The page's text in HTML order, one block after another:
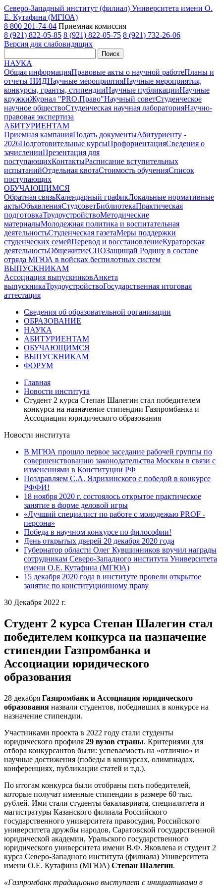
Северо-Западный институт (филиал) Университета имени О.
Е. Кутафина (МГЮА)
8 800 201-74-04 Приемная комиссия
8 (921) 822-05-85 8 (921) 822-05-75 8 (921) 732-26-06
Версия для слабовидящих
Поиск
НАУКА
Общая информацияПравовые акты о научной работеПланы и
отчеты НИДНаучные мероприятияНаучные мероприятия,
конкурсы, гранты, стипендииНаучные публикацииНаучные
кружкиЖурнал "PRO.Право"Научный советСтуденческое
научное обществоСтуденческая научная лабораторияНаучно-
правовая экспертиза
АБИТУРИЕНТАМ
Приемная кампанияПодать документыАбитуриенту -
2026Подготовительные курсыПрофориентацияСведения о
зачисленииПрезентация для
поступающихКонтактыРасписание вступительных
испытанийОтдельная квотаСтоимость обученияCписок
поступающих
ОБУЧАЮЩИМСЯ
Обратная связьКалендарный графикЛокальные нормативные
актыОбъявленияСтудсоветБиблиотекаПрактическая
подготовкаТрудоустройствоМетодические
материалыМолодежная политика и воспитательная
деятельностьСтуденческая газетаМеры поддержки
студенческих семейПеревод и восстановлениеКураторская
деятельностьОбщежитиеСПОЗащищай Родину в составе
отряда МГЮА в войсках беспилотных систем
ВЫПУСКНИКАМ
Ассоциация выпускниковАнкета
выпускникаТрудоустройствоГосударственная итоговая
аттестация
Сведения об образовательной организации
ОБРАЗОВАНИЕ
НАУКА
АБИТУРИЕНТАМ
ОБУЧАЮЩИМСЯ
ВЫПУСКНИКАМ
ФОРУМ
Главная
Новости института
Студент 2 курса Степан Шалегин стал победителем
конкурса на назначение стипендии Газпромбанка и
Ассоциации юридического образования
Новости института
В МГЮА прошло первое заседание рабочей группы по
совершенствованию законодательства Москвы в связи с
изменениями в Конституции РФ
Поздравляем С.А. Ядрихинского с победой в конкурсе
РФФИ!
18 ноября 2020 г. состоялось открытое практическое
занятие в форме деловой игры
«Лучший специалист по работе с молодежью PROF -
персона»
Победа в научном конкурсе по философии!
День открытых дверей 20 декабря 2020 года
Губернатор области Олег Кувшинников вручил награды
сотрудникам Северо-Западного института Университета
имени О.Е. Кутафина (МГЮА)
15 декабря 2020 года в институте провели открытое
занятие по конституционному праву
30 Декабря 2022 г.
Студент 2 курса Степан Шалегин стал
победителем конкурса на назначение
стипендии Газпромбанка и
Ассоциации юридического
образования
28 декабря Газпромбанк и Ассоциация юридического
образования назвали студентов, победивших в конкурсе на
назначение стипендии.
Участниками проекта в 2022 году стали студенты
юридического профиля 29 вузов страны. Критериями для
отбора конкурсантов были: успеваемость на «отлично» и
научные достижения (победы в конкурсах, олимпиадах,
конференциях, публикации статей и т.д.).
По итогам конкурса были отобраны пять победителей,
которые получат именные стипендии в размере 60 тыс.
рублей. Ими стали студенты бакалавриата, специалитета и
магистратуры Казанского филиала Российского
государственного университета правосудия, Российского
университета дружбы народов, Саратовской государственной
юридической академии, Уральского государственного
юридического университета имени В.Ф. Яковлева и студент 2
курса Северо-Западного института (филиала) Университета
имени О.Е. Кутафина (МГЮА) Степан Шалегин.
«Газпромбанк традиционно выступает с инициативами в